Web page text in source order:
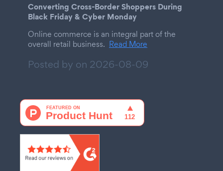
Converting Cross-Border Shoppers During
Black Friday & Cyber Monday
Online commerce is an integral part of the
overall retail business. Read More
Posted by on 2026-08-09